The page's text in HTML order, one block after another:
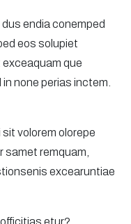
endia conemped
eos solupiet
que
none perias inctem.
volorem olorepe
samet remquam,
excearuntiae
etur?